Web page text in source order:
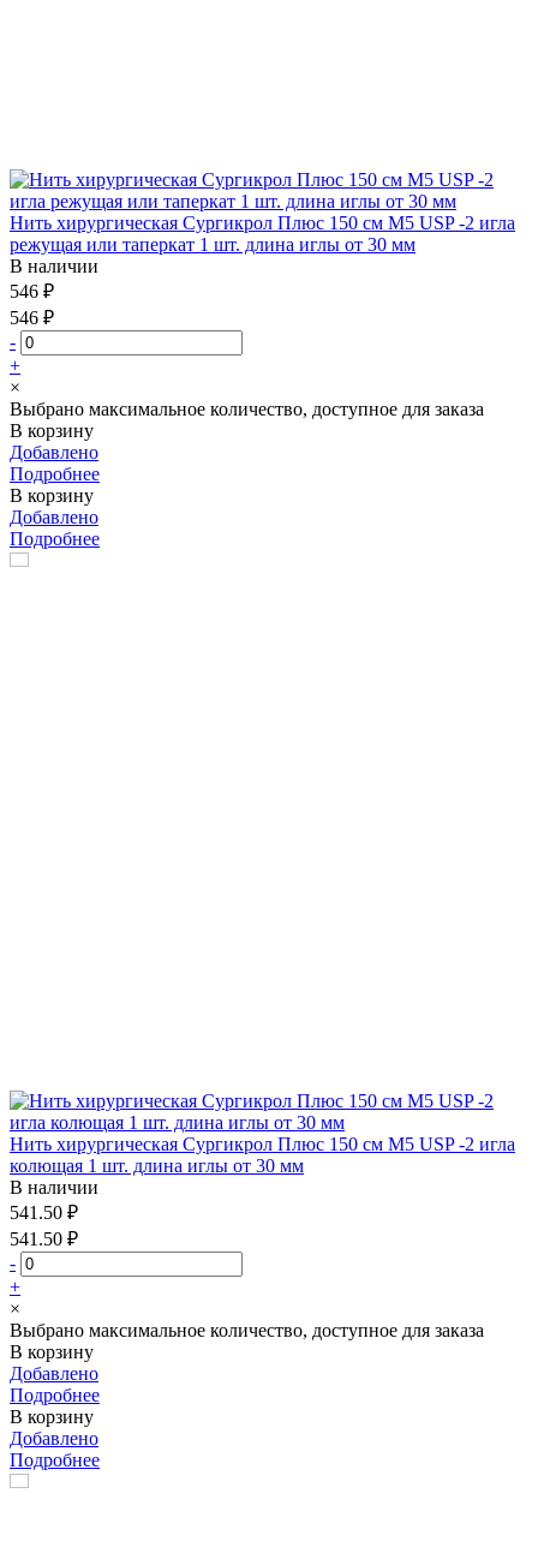
Нить хирургическая Сургикрол Плюс 150 см М5 USP -2 игла
режущая или таперкат 1 шт. длина иглы от 30 мм
В наличии
546 ₽
546 ₽
-
+
×
Выбрано максимальное количество, доступное для заказа
В корзину
Добавлено
Подробнее
В корзину
Добавлено
Подробнее
Нить хирургическая Сургикрол Плюс 150 см М5 USP -2 игла
колющая 1 шт. длина иглы от 30 мм
В наличии
541.50 ₽
541.50 ₽
-
+
×
Выбрано максимальное количество, доступное для заказа
В корзину
Добавлено
Подробнее
В корзину
Добавлено
Подробнее